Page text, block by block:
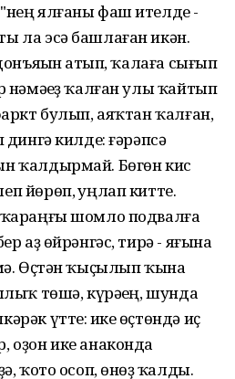
ялғаны фаш ителде -
ла эсә башлаған икән.
һатып, ҡалаға сығып
нәмәһеҙ ҡалған улы ҡайтып
булып, аяҡтан ҡалған,
дингә килде: ғәрәпсә
ҡалдырмай. Бөгөн кис
йөрөп, һуңлап китте.
шомло подвалға
аҙ өйрәнгәс, тирә - яғына
Өҫтән ҡыҫылып ҡына
төшә, күрәһең, шунда
үтте: һике өҫтөндә иҫ
оҙон ике анаконда
ҡото осоп, өнһөҙ ҡалды.